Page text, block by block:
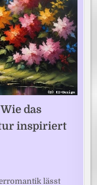
das
inspiriert
lässt